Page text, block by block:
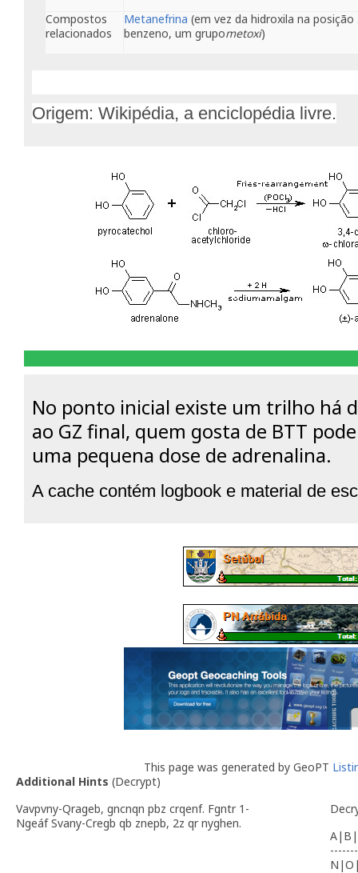
Compostos
relacionados
Metanefrina (em vez da hidroxila na posição
benzeno, um grupometoxi)
Origem: Wikipédia, a enciclopédia livre.
No ponto inicial existe um trilho há
ao GZ final, quem gosta de BTT
uma pequena dose de adrenalina.
A cache contém logbook e material de
This page was generated by GeoPT
Additional Hints (Decrypt)
Vavpvny-Qrageb, gncnqn pbz crqenf. Fgntr 1-
Ngeáf Svany-Cregb qb znepb, 2z qr nyghen.